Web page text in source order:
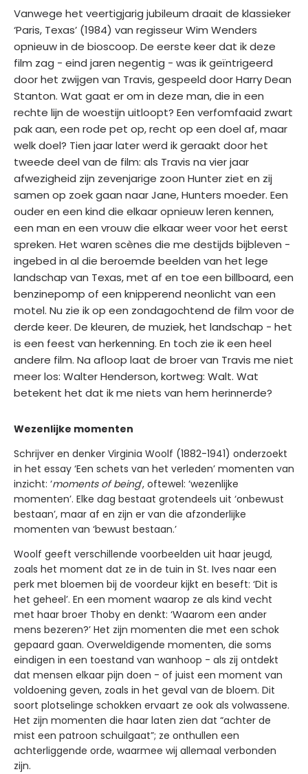
Vanwege het veertigjarig jubileum draait de klassieker
‘Paris, Texas’ (1984) van regisseur Wim Wenders
opnieuw in de bioscoop. De eerste keer dat ik deze
film zag - eind jaren negentig - was ik geïntrigeerd
door het zwijgen van Travis, gespeeld door Harry Dean
Stanton. Wat gaat er om in deze man, die in een
rechte lijn de woestijn uitloopt? Een verfomfaaid zwart
pak aan, een rode pet op, recht op een doel af, maar
welk doel? Tien jaar later werd ik geraakt door het
tweede deel van de film: als Travis na vier jaar
afwezigheid zijn zevenjarige zoon Hunter ziet en zij
samen op zoek gaan naar Jane, Hunters moeder. Een
ouder en een kind die elkaar opnieuw leren kennen,
een man en een vrouw die elkaar weer voor het eerst
spreken. Het waren scènes die me destijds bijbleven -
ingebed in al die beroemde beelden van het lege
landschap van Texas, met af en toe een billboard, een
benzinepomp of een knipperend neonlicht van een
motel. Nu zie ik op een zondagochtend de film voor de
derde keer. De kleuren, de muziek, het landschap - het
is een feest van herkenning. En toch zie ik een heel
andere film. Na afloop laat de broer van Travis me niet
meer los: Walter Henderson, kortweg: Walt. Wat
betekent het dat ik me niets van hem herinnerde?
Wezenlijke momenten
Schrijver en denker Virginia Woolf (1882-1941) onderzoekt
in het essay ‘Een schets van het verleden’ momenten van
inzicht: ‘moments of being’, oftewel: ‘wezenlijke
momenten’. Elke dag bestaat grotendeels uit ‘onbewust
bestaan’, maar af en zijn er van die afzonderlijke
momenten van ‘bewust bestaan.’
Woolf geeft verschillende voorbeelden uit haar jeugd,
zoals het moment dat ze in de tuin in St. Ives naar een
perk met bloemen bij de voordeur kijkt en beseft: ‘Dit is
het geheel’. En een moment waarop ze als kind vecht
met haar broer Thoby en denkt: ‘Waarom een ander
mens bezeren?’ Het zijn momenten die met een schok
gepaard gaan. Overweldigende momenten, die soms
eindigen in een toestand van wanhoop - als zij ontdekt
dat mensen elkaar pijn doen - of juist een moment van
voldoening geven, zoals in het geval van de bloem. Dit
soort plotselinge schokken ervaart ze ook als volwassene.
Het zijn momenten die haar laten zien dat “achter de
mist een patroon schuilgaat”; ze onthullen een
achterliggende orde, waarmee wij allemaal verbonden
zijn.